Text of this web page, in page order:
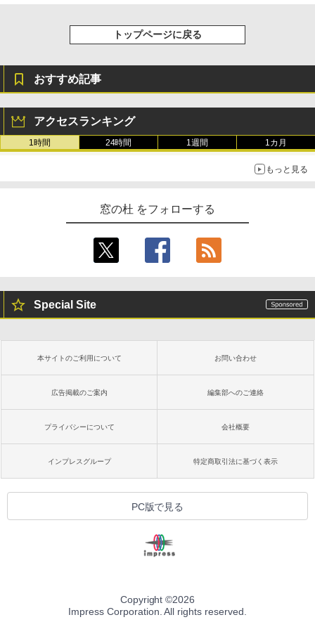
るさ自動調整、色調調節ライト、12週間
持続バッテリー、広告なし、メタリック
ブラック
ージ、防水、7インチカラーディスプレ
イ、色調調節ライト、最大8週間持続バッ
テリー、広告無し、ブラック (2025年発
New Amazon Kindle Scribe Colorsoft |
11インチカラーディスプレイ、64GBスト
レージ、ノート機能搭載、明るさ自動調
整、色調調節ライト、プレミアムペン付
トップページに戻る
おすすめ記事
アクセスランキング
1時間 24時間 1週間 1カ月
もっと見る
窓の杜 をフォローする
Special Site
本サイトのご利用について お問い合わせ
広告掲載のご案内 編集部へのご連絡
プライバシーについて 会社概要
インプレスグループ 特定商取引法に基づく表示
PC版で見る
Copyright ©2026
Impress Corporation. All rights reserved.